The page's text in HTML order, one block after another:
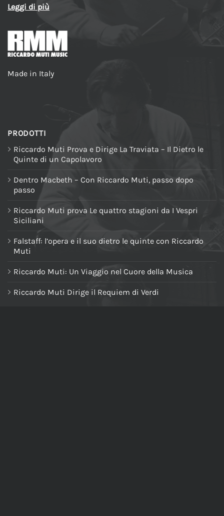
Leggi di più
Made in Italy
PRODOTTI
Riccardo Muti Prova e Dirige La Traviata – Il Dietro le
Quinte di un Capolavoro
Dentro Macbeth – Con Riccardo Muti, passo dopo
passo
Riccardo Muti prova Le quattro stagioni da I Vespri
Siciliani
Falstaff: l’opera e il suo dietro le quinte con Riccardo
Muti
Riccardo Muti: Un Viaggio nel Cuore della Musica
Riccardo Muti Dirige il Requiem di Verdi